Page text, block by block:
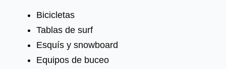
Bicicletas
Tablas de surf
Esquís y snowboard
Equipos de buceo